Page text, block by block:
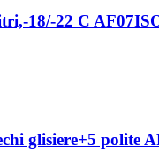
18/-22 C
glisiere+5 polite